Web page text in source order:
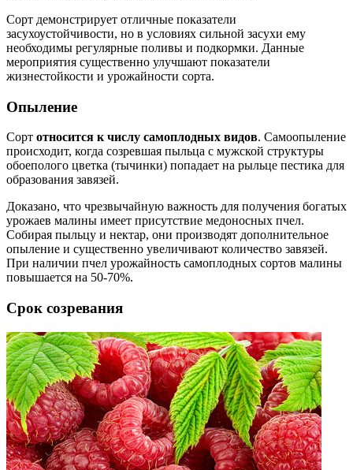
Сорт демонстрирует отличные показатели
засухоустойчивости, но в условиях сильной засухи ему
необходимы регулярные поливы и подкормки. Данные
мероприятия существенно улучшают показатели
жизнестойкости и урожайности сорта.
Опыление
Сорт относится к числу самоплодных видов. Самоопыление
происходит, когда созревшая пыльца с мужской структуры
обоеполого цветка (тычинки) попадает на рыльце пестика для
образования завязей.
Доказано, что чрезвычайную важность для получения богатых
урожаев малины имеет присутствие медоносных пчел.
Собирая пыльцу и нектар, они производят дополнительное
опыление и существенно увеличивают количество завязей.
При наличии пчел урожайность самоплодных сортов малины
повышается на 50-70%.
Срок созревания